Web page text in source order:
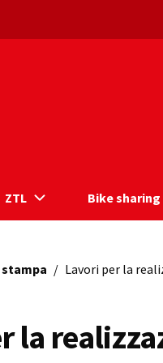
ZTL Bike sharing
/ Lavori per la
la